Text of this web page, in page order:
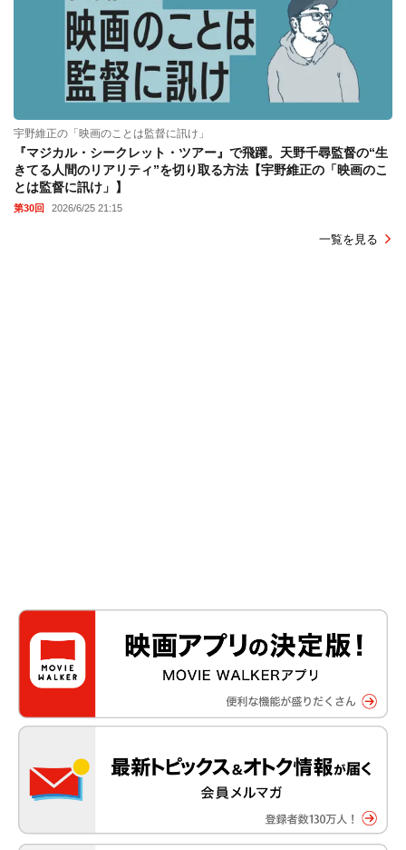
宇野維正の「映画のことは監督に訊け」
『マジカル・シークレット・ツアー』で飛躍。天野千尋監督の“生
きてる人間のリアリティ”を切り取る方法【宇野維正の「映画のこ
とは監督に訊け」】
第30回 2026/6/25 21:15
一覧を見る